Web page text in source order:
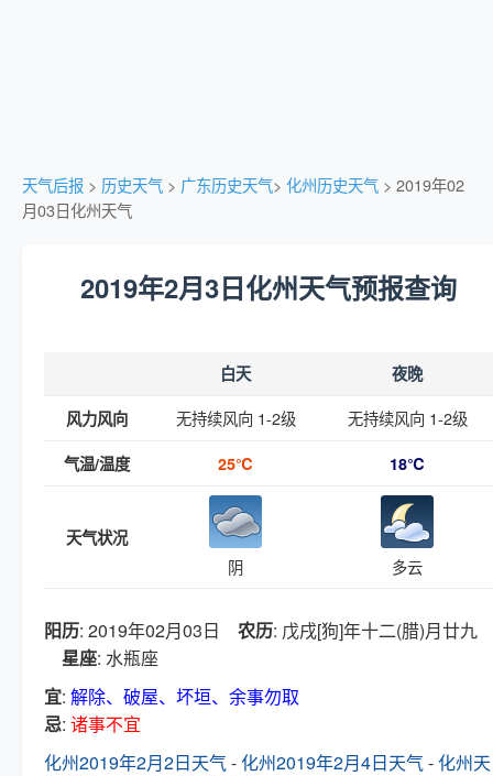
天气后报 > 历史天气 > 广东历史天气> 化州历史天气 > 2019年02
月03日化州天气
2019年2月3日化州天气预报查询
白天 夜晚
风力风向 无持续风向 1-2级 无持续风向 1-2级
气温/温度 25℃ 18℃
天气状况
阴 多云
阳历: 2019年02月03日 农历: 戊戌[狗]年十二(腊)月廿九
星座: 水瓶座
宜: 解除、破屋、坏垣、余事勿取
忌: 诸事不宜
化州2019年2月2日天气-化州2019年2月4日天气-化州天